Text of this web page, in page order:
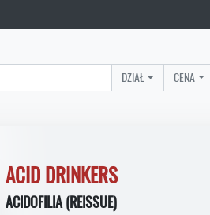
DZIAŁ CENA
ACID DRINKERS
ACIDOFILIA (REISSUE)